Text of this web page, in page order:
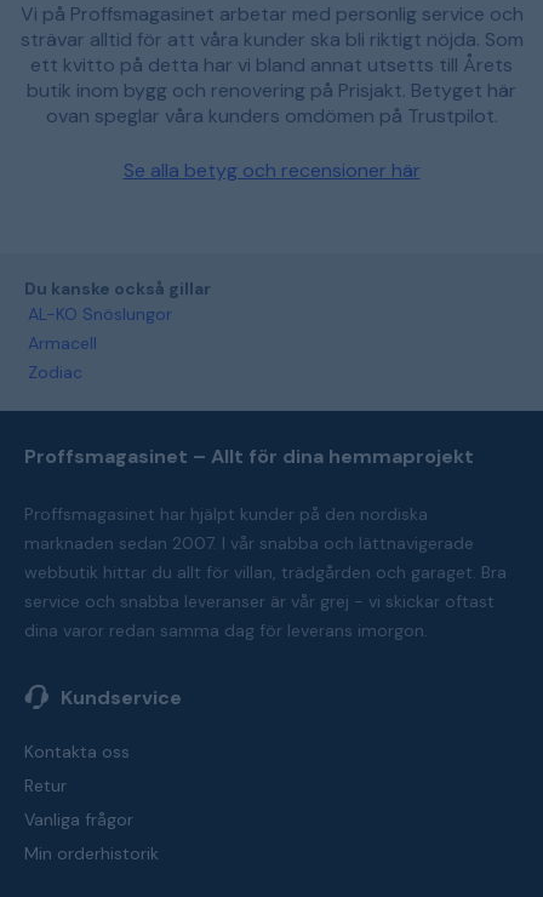
Vi på Proffsmagasinet arbetar med personlig service och
strävar alltid för att våra kunder ska bli riktigt nöjda. Som
ett kvitto på detta har vi bland annat utsetts till Årets
butik inom bygg och renovering på Prisjakt. Betyget här
ovan speglar våra kunders omdömen på Trustpilot.
Se alla betyg och recensioner här
Du kanske också gillar
AL-KO Snöslungor
Armacell
Zodiac
Proffsmagasinet – Allt för dina hemmaprojekt
Proffsmagasinet har hjälpt kunder på den nordiska
marknaden sedan 2007. I vår snabba och lättnavigerade
webbutik hittar du allt för villan, trädgården och garaget. Bra
service och snabba leveranser är vår grej - vi skickar oftast
dina varor redan samma dag för leverans imorgon.
Kundservice
Kontakta oss
Retur
Vanliga frågor
Min orderhistorik